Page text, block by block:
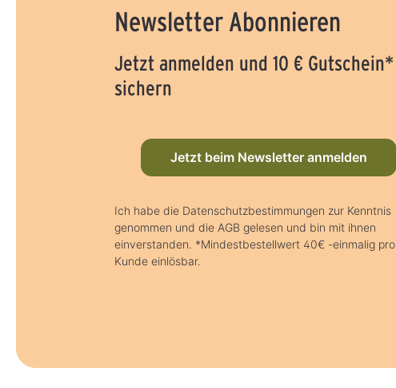
Newsletter Abonnieren
Jetzt anmelden und 10 € Gutschein*
sichern
Jetzt beim Newsletter anmelden
Ich habe die Datenschutzbestimmungen zur Kenntnis
genommen und die AGB gelesen und bin mit ihnen
einverstanden. *Mindestbestellwert 40€ -einmalig pro
Kunde einlösbar.